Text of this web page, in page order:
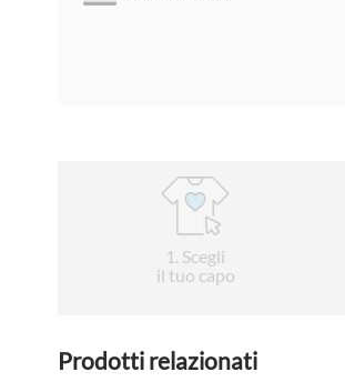
1 . Scegli
il tuo capo
Prodotti relazionati